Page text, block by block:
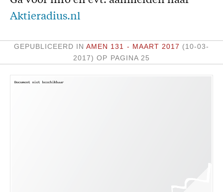
Missie
Service
Aktieradius.nl
GEPUBLICEERD INAMEN 131 - MAART 2017 (10-03-
2017) OP PAGINA 25